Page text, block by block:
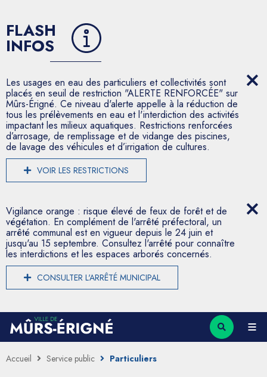
FLASH
INFOS
Les usages en eau des particuliers et collectivités sont
placés en seuil de restriction "ALERTE RENFORCÉE" sur
Mûrs-Érigné. Ce niveau d'alerte appelle à la réduction de
tous les prélèvements en eau et l'interdiction des activités
impactant les milieux aquatiques. Restrictions renforcées
d’arrosage, de remplissage et de vidange des piscines,
de lavage des véhicules et d’irrigation de cultures.
VOIR LES RESTRICTIONS
Vigilance orange : risque élevé de feux de forêt et de
végétation. En complément de l'arrêté préfectoral, un
arrêté communal est en vigueur depuis le 24 juin et
jusqu'au 15 septembre. Consultez l'arrêté pour connaître
les interdictions et les espaces arborés concernés.
CONSULTER L'ARRÊTÉ MUNICIPAL
Accueil Service public Particuliers